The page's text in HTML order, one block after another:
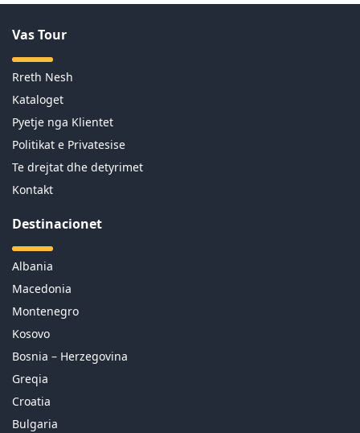
Vas Tour
Rreth Nesh
Kataloget
Pyetje nga Klientet
Politikat e Privatesise
Te drejtat dhe detyrimet
Kontakt
Destinacionet
Albania
Macedonia
Montenegro
Kosovo
Bosnia – Herzegovina
Greqia
Croatia
Bulgaria